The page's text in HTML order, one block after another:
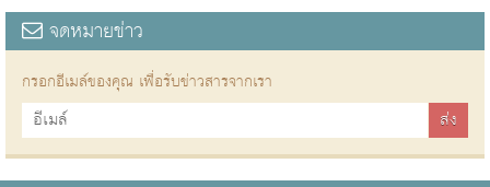
จดหมายข่าว
กรอกอีเมล์ของคุณ เพื่อรับข่าวสารจากเรา